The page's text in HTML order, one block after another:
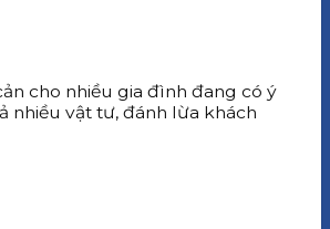
cho nhiều gia đình đang có ý
nhiều vật tư, đánh lừa khách